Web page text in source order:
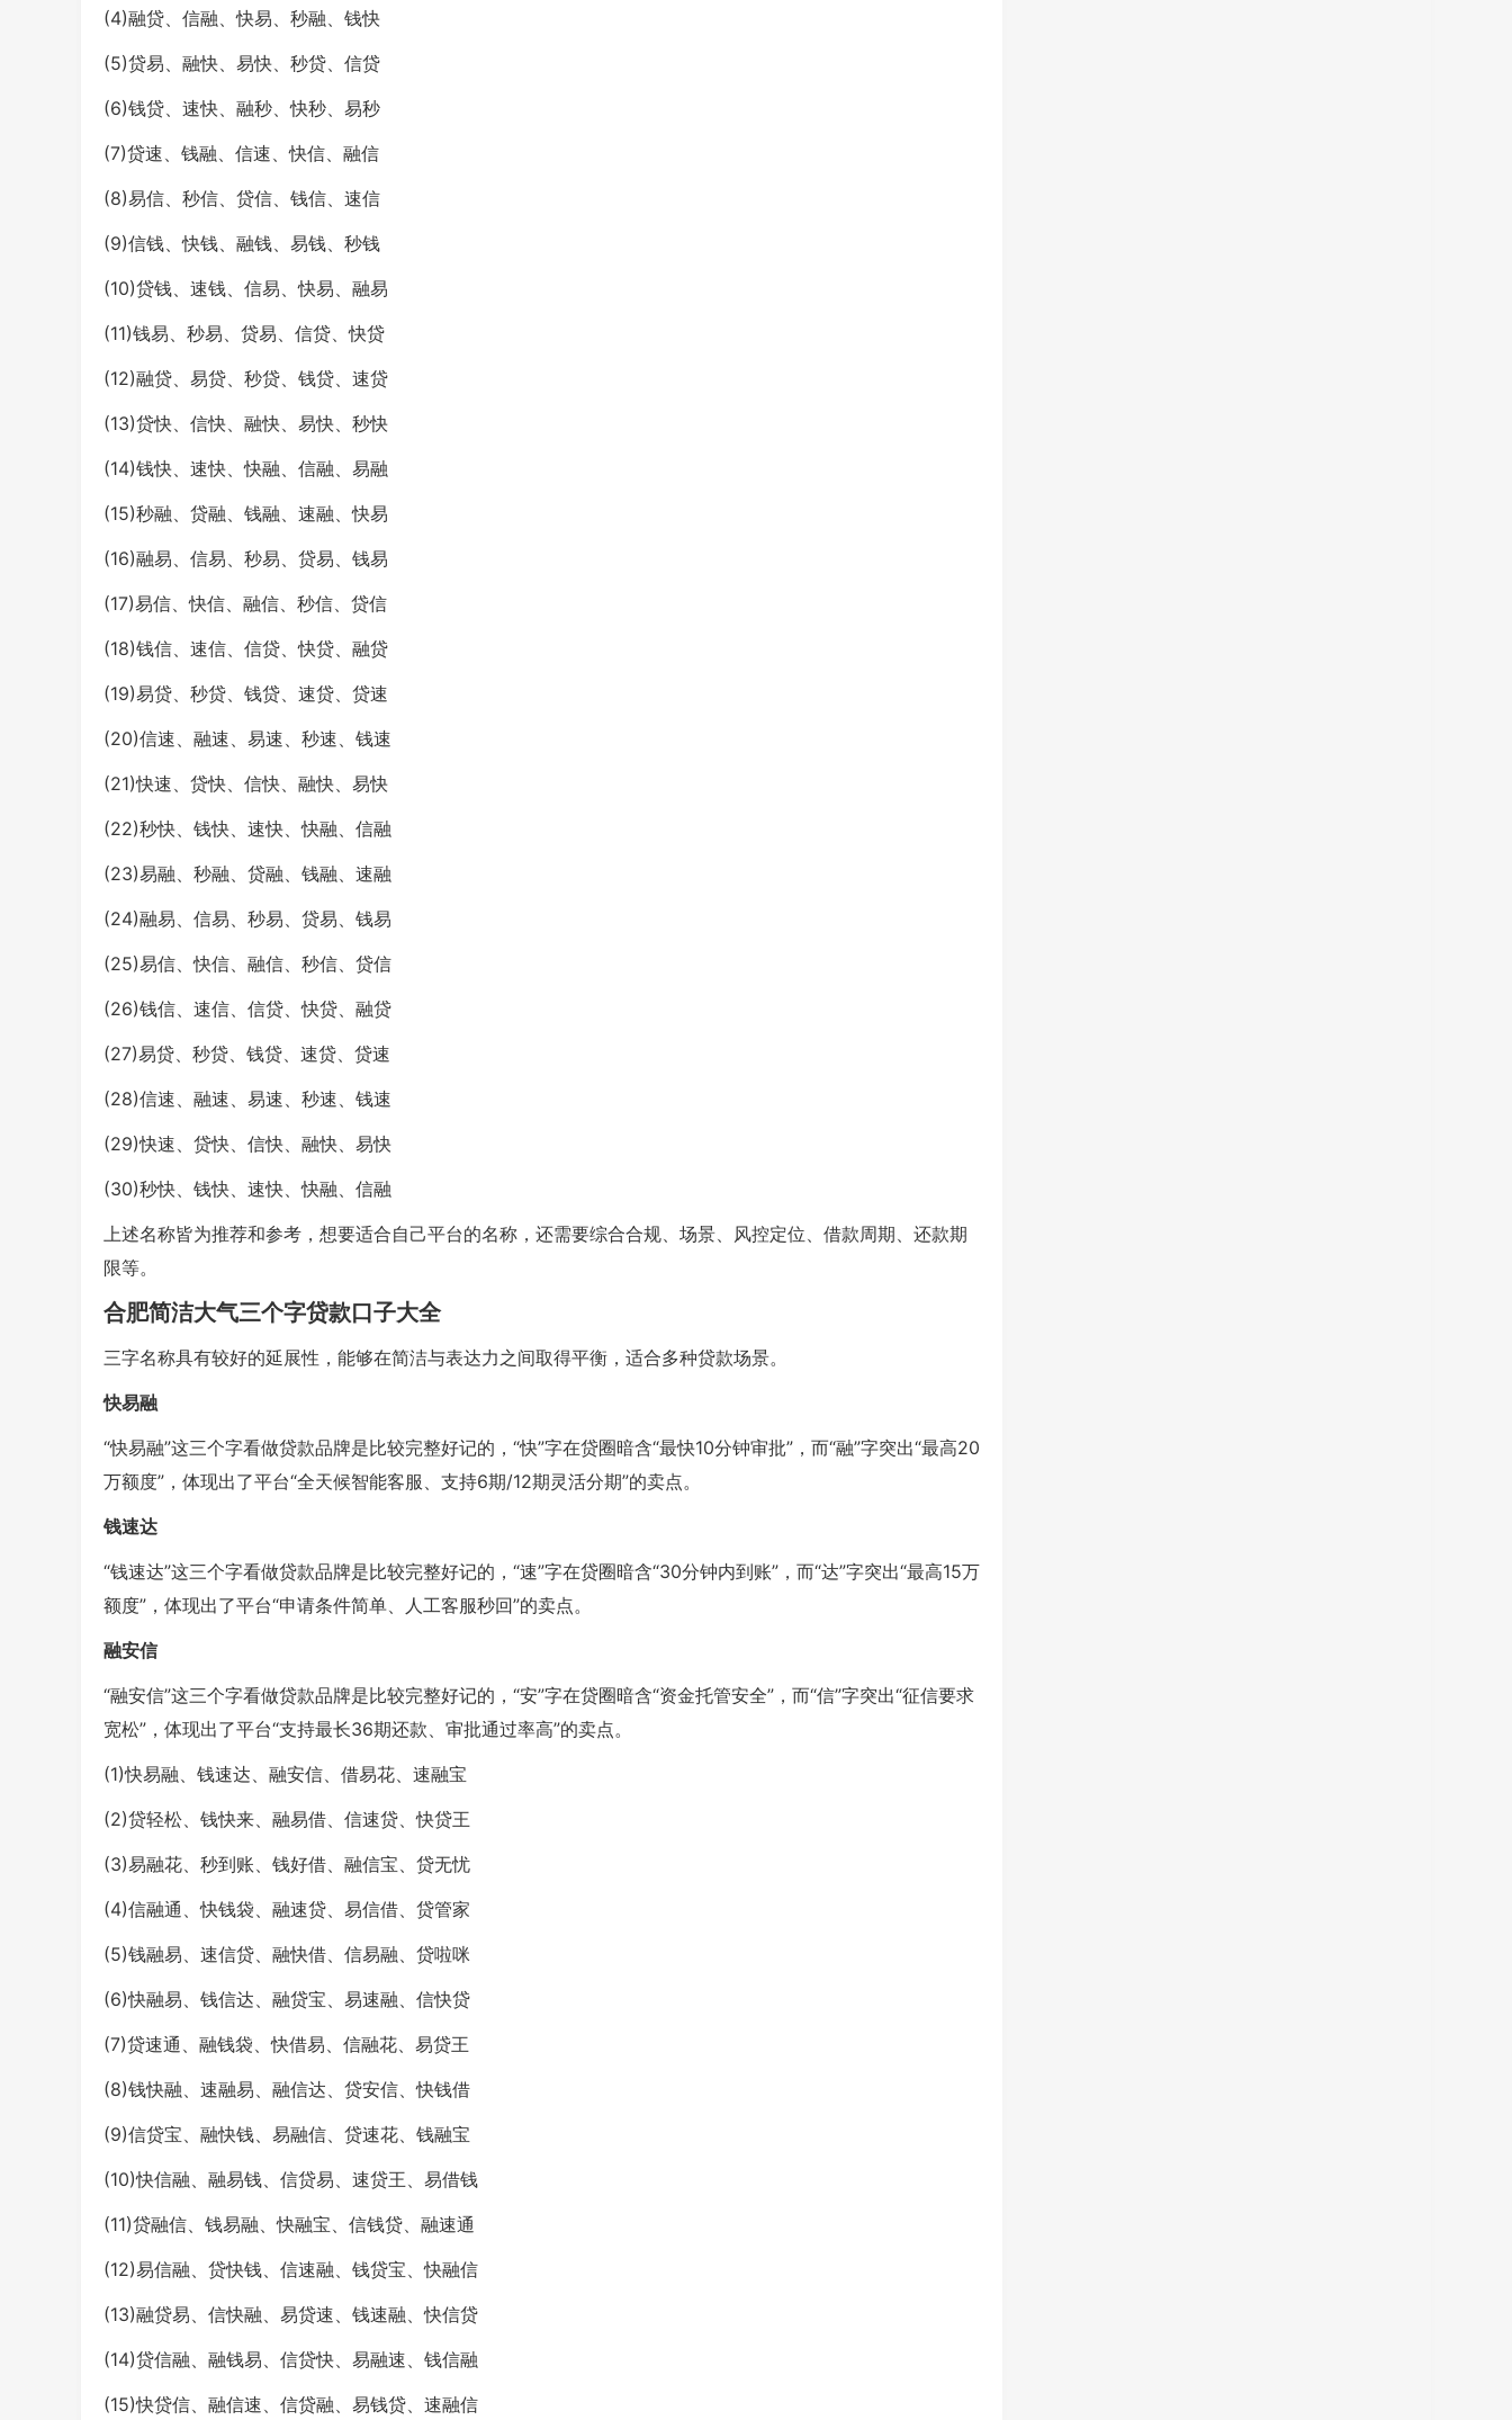
(4)融贷、信融、快易、秒融、钱快
(5)贷易、融快、易快、秒贷、信贷
(6)钱贷、速快、融秒、快秒、易秒
(7)贷速、钱融、信速、快信、融信
(8)易信、秒信、贷信、钱信、速信
(9)信钱、快钱、融钱、易钱、秒钱
(10)贷钱、速钱、信易、快易、融易
(11)钱易、秒易、贷易、信贷、快贷
(12)融贷、易贷、秒贷、钱贷、速贷
(13)贷快、信快、融快、易快、秒快
(14)钱快、速快、快融、信融、易融
(15)秒融、贷融、钱融、速融、快易
(16)融易、信易、秒易、贷易、钱易
(17)易信、快信、融信、秒信、贷信
(18)钱信、速信、信贷、快贷、融贷
(19)易贷、秒贷、钱贷、速贷、贷速
(20)信速、融速、易速、秒速、钱速
(21)快速、贷快、信快、融快、易快
(22)秒快、钱快、速快、快融、信融
(23)易融、秒融、贷融、钱融、速融
(24)融易、信易、秒易、贷易、钱易
(25)易信、快信、融信、秒信、贷信
(26)钱信、速信、信贷、快贷、融贷
(27)易贷、秒贷、钱贷、速贷、贷速
(28)信速、融速、易速、秒速、钱速
(29)快速、贷快、信快、融快、易快
(30)秒快、钱快、速快、快融、信融
上述名称皆为推荐和参考，想要适合自己平台的名称，还需要综合合规、场景、风控定位、借款周期、还款期
限等。
合肥简洁大气三个字贷款口子大全
三字名称具有较好的延展性，能够在简洁与表达力之间取得平衡，适合多种贷款场景。
快易融
“快易融”这三个字看做贷款品牌是比较完整好记的，“快”字在贷圈暗含“最快10分钟审批”，而“融”字突出“最高20
万额度”，体现出了平台“全天候智能客服、支持6期/12期灵活分期”的卖点。
钱速达
“钱速达”这三个字看做贷款品牌是比较完整好记的，“速”字在贷圈暗含“30分钟内到账”，而“达”字突出“最高15万
额度”，体现出了平台“申请条件简单、人工客服秒回”的卖点。
融安信
“融安信”这三个字看做贷款品牌是比较完整好记的，“安”字在贷圈暗含“资金托管安全”，而“信”字突出“征信要求
宽松”，体现出了平台“支持最长36期还款、审批通过率高”的卖点。
(1)快易融、钱速达、融安信、借易花、速融宝
(2)贷轻松、钱快来、融易借、信速贷、快贷王
(3)易融花、秒到账、钱好借、融信宝、贷无忧
(4)信融通、快钱袋、融速贷、易信借、贷管家
(5)钱融易、速信贷、融快借、信易融、贷啦咪
(6)快融易、钱信达、融贷宝、易速融、信快贷
(7)贷速通、融钱袋、快借易、信融花、易贷王
(8)钱快融、速融易、融信达、贷安信、快钱借
(9)信贷宝、融快钱、易融信、贷速花、钱融宝
(10)快信融、融易钱、信贷易、速贷王、易借钱
(11)贷融信、钱易融、快融宝、信钱贷、融速通
(12)易信融、贷快钱、信速融、钱贷宝、快融信
(13)融贷易、信快融、易贷速、钱速融、快信贷
(14)贷信融、融钱易、信贷快、易融速、钱信融
(15)快贷信、融信速、信贷融、易钱贷、速融信